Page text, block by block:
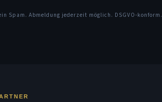
Spam. Abmeldung jederzeit möglich. DSGVO-konform.